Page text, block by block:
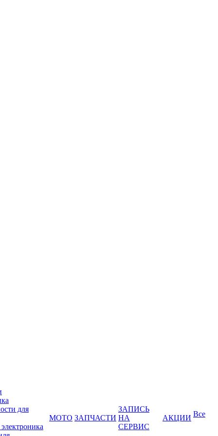
для
МОТО ЗАПЧАСТИ
ЗАПИСЬ
НА
СЕРВИС
АКЦИИ Все